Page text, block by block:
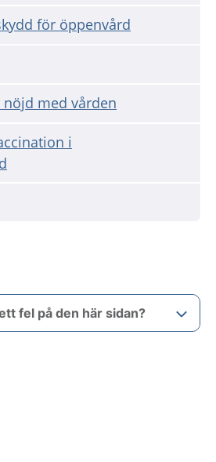
för öppenvård
med vården
i
fel på den här sidan?